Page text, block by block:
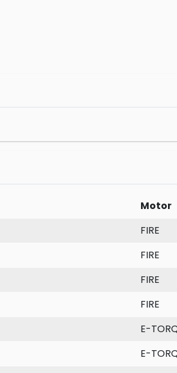
Motor
FIRE
FIRE
FIRE
FIRE
E-
E-